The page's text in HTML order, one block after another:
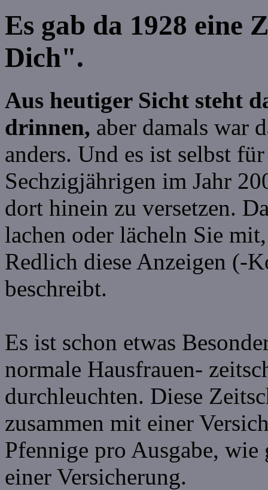
Es gab da 1928
Dich".
Aus heutiger Sicht steht
drinnen, aber damals war
anders. Und es ist selbst
Sechzigjährigen im Jahr
dort hinein zu versetzen.
lachen oder lächeln Sie
Redlich diese Anzeigen (-
beschreibt.
Es ist schon etwas
normale Hausfrauen-
durchleuchten. Diese
zusammen mit einer
Pfennige pro Ausgabe, wie
einer Versicherung.